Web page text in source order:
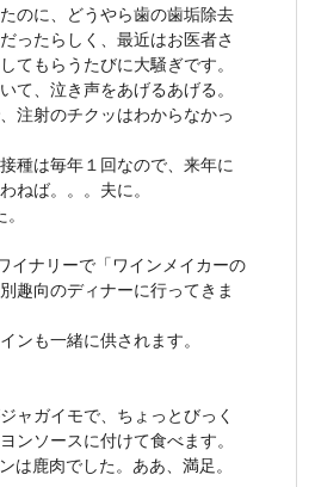
のに、どうやら歯の歯垢除去
ったらしく、最近はお医者さ
てもらうたびに大騒ぎです。
て、泣き声をあげるあげる。
注射のチクッはわからなかっ
種は毎年１回なので、来年に
ねば。。。夫に。
イナリーで「ワインメイカーの
趣向のディナーに行ってきま
ンも一緒に供されます。
ャガイモで、ちょっとびっく
ンソースに付けて食べます。
は鹿肉でした。ああ、満足。